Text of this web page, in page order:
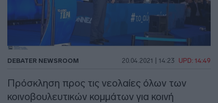
DEBATER NEWSROOM 20.04.2021 | 14:23 UPD: 14:49
Πρόσκληση προς τις νεολαίες όλων των
κοινοβουλευτικών κομμάτων για κοινή